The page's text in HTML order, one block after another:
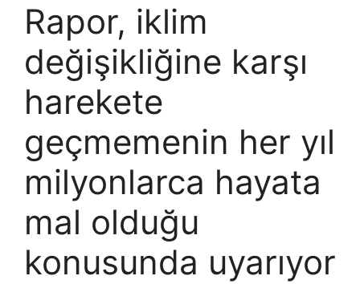
Rapor, iklim
değişikliğine karşı
harekete
geçmemenin her yıl
milyonlarca hayata
mal olduğu
konusunda uyarıyor